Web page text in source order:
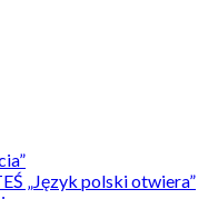
„Język polski otwiera”